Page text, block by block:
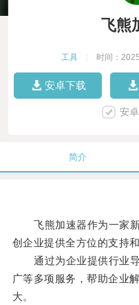
飞
工具 时间：
安卓下载
安
简介
飞熊加速器作为一家新
创企业提供全方位的支持和
通过为企业提供行业导
广等多项服务，帮助企业
大。